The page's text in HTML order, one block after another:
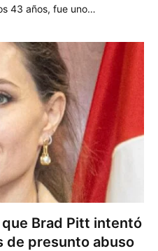
43 años, fue uno…
Brad Pitt intentó
de presunto abuso